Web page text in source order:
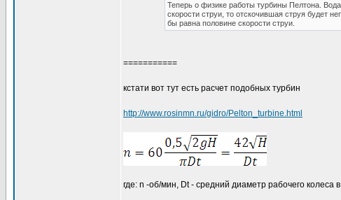
Теперь о физике работы турбины Пелтона.
скорости струи, то отскочившая струя будет
бы равна половине скорости струи.
===========
кстати вот тут есть расчет подобных турбин
http://www.rosinmn.ru/gidro/Pelton_turbine.html
где: n -об/мин, Dt - средний диаметр рабочего колеса